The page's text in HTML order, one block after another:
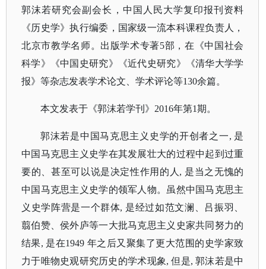
郭沫若研究会副会长，中国人民大学复印报刊资料
《历史学》执行编委，国家级一流本科课程负责人，
北京市教学名师。出版学术专著5部，在《中国社会
科学》《中国史研究》《近代史研究》《清华大学学
报》等杂志发表学术论文、学术评论等130余篇。
本文发表于《郭沫若学刊》 2016年第1期。
郭沫若是中国马克思主义史学的开创者之一, 是
中国马克思主义史学在其发展壮大的过程中起到过重
要的、甚至可以说是决定性作用的人, 是当之无愧的
中国马克思主义史学的领军人物。虽然中国马克思主
义史学阵营是一个群体, 是经过如范文澜、吕振羽、
翦伯赞、侯外庐等一大批马克思主义史家共同努力的
结果, 是在1949 年之后又聚集了更大范围的史学家致
力于唯物史观研究历史的学术现象, 但是, 郭沫若是中